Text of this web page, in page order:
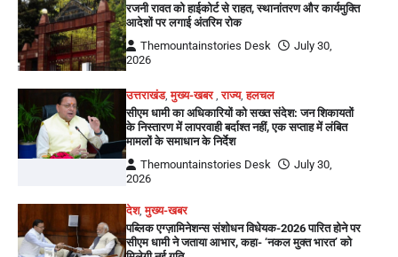
रजनी रावत को हाईकोर्ट से राहत, स्थानांतरण और कार्यमुक्ति
आदेशों पर लगाई अंतरिम रोक
Themountainstories Desk
July 30,
2026
उत्तराखंड,मुख्य-खबर,राज्य,हलचल
सीएम धामी का अधिकारियों को सख्त संदेश: जन शिकायतों
के निस्तारण में लापरवाही बर्दाश्त नहीं, एक सप्ताह में लंबित
मामलों के समाधान के निर्देश
Themountainstories Desk
July 30,
2026
देश,मुख्य-खबर
पब्लिक एग्ज़ामिनेशन्स संशोधन विधेयक-2026 पारित होने पर
सीएम धामी ने जताया आभार, कहा- ‘नकल मुक्त भारत’ को